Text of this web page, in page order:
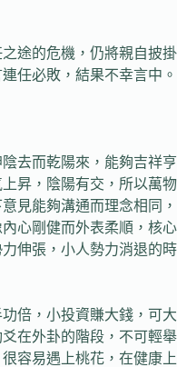
途的危機，仍將親自披掛
任必敗，結果不幸言中。
去而乾陽來，能夠吉祥亨
昇，陰陽有交，所以萬物
見能夠溝通而理念相同，
心剛健而外表柔順，核心
伸張，小人勢力消退的時
倍，小投資賺大錢，可大
在外卦的階段，不可輕舉
容易遇上桃花，在健康上